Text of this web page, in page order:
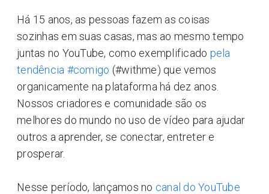
Há 15 anos, as pessoas fazem as coisas
sozinhas em suas casas, mas ao mesmo tempo
juntas no YouTube, como exemplificado pela
tendência #comigo (#withme) que vemos
organicamente na plataforma há dez anos.
Nossos criadores e comunidade são os
melhores do mundo no uso de vídeo para ajudar
outros a aprender, se conectar, entreter e
prosperar.
Nesse período, lançamos no canal do YouTube